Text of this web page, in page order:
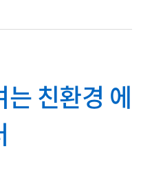
친환경 에